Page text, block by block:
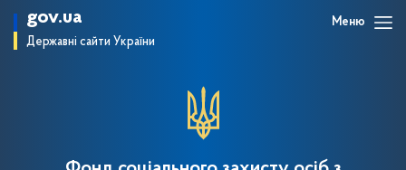
gov.ua
Державні сайти України
Меню